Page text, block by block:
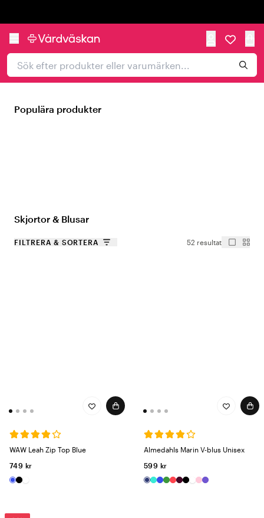
Populära produkter
Skjortor & Blusar
FILTRERA & SORTERA 52 resultat
WAW Leah Zip Top Blue
749 kr
Almedahls Marin V-blus Unisex
599 kr